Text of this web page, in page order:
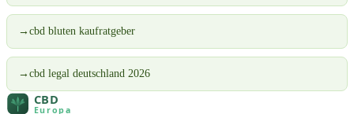
→ cbd bluten kaufratgeber
→ cbd legal deutschland 2026